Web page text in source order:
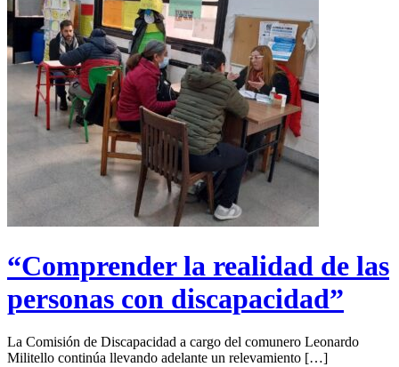
“Comprender la realidad de las
personas con discapacidad”
La Comisión de Discapacidad a cargo del comunero Leonardo
Militello continúa llevando adelante un relevamiento […]